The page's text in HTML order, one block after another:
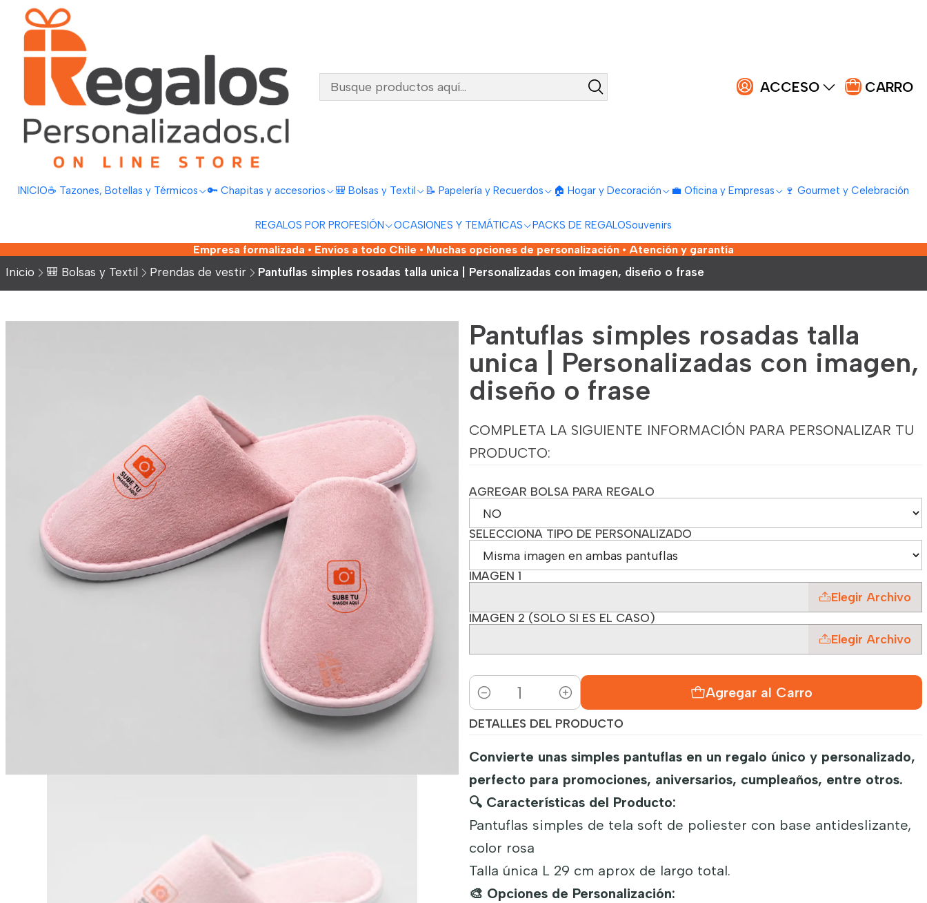
ACCESO CARRO
INICIO☕ Tazones, Botellas y Térmicos 🔑 Chapitas y accesorios 🎒 Bolsas y Textil 📝 Papelería y Recuerdos 🏠 Hogar y Decoración 💼 Oficina y Empresas 🍷 Gourmet y Celebración
REGALOS POR PROFESIÓN OCASIONES Y TEMÁTICAS PACKS DE REGALOSouvenirs
Empresa formalizada • Envíos a todo Chile • Muchas opciones de personalización • Atención y garantía
Inicio 🎒 Bolsas y Textil Prendas de vestir Pantuflas simples rosadas talla unica | Personalizadas con imagen, diseño o frase
Pantuflas simples rosadas talla
unica | Personalizadas con imagen,
diseño o frase
COMPLETA LA SIGUIENTE INFORMACIÓN PARA PERSONALIZAR TU
PRODUCTO:
AGREGAR BOLSA PARA REGALO
SELECCIONA TIPO DE PERSONALIZADO
IMAGEN 1
Elegir Archivo
IMAGEN 2 (SOLO SI ES EL CASO)
Elegir Archivo
Cantidad
Agregar al Carro
DETALLES DEL PRODUCTO
Convierte unas simples pantuflas en un regalo único y personalizado,
perfecto para promociones, aniversarios, cumpleaños, entre otros.
🔍 Características del Producto:
Pantuflas simples de tela soft de poliester con base antideslizante,
color rosa
Talla única L 29 cm aprox de largo total.
🎨 Opciones de Personalización: